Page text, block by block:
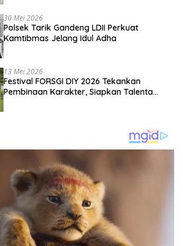
30 Mei 2026
Polsek Tarik Gandeng LDII Perkuat
Kamtibmas Jelang Idul Adha
13 Mei 2026
Festival FORSGI DIY 2026 Tekankan
Pembinaan Karakter, Siapkan Talenta